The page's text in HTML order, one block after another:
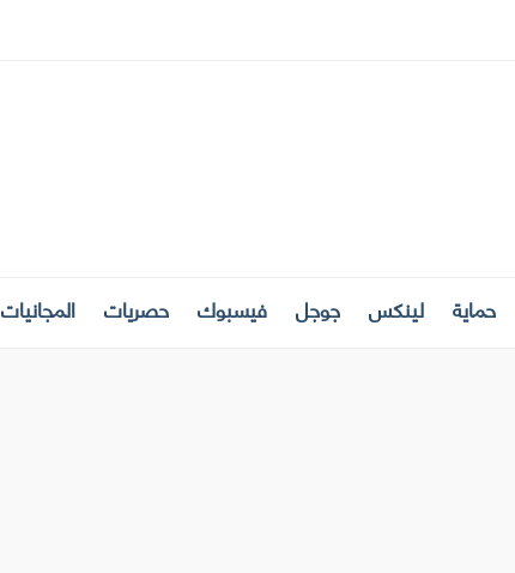
حماية لينكس جوجل فيسبوك حصريات المجانيات